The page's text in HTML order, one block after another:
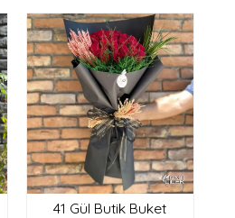
41 Gül Butik Buket